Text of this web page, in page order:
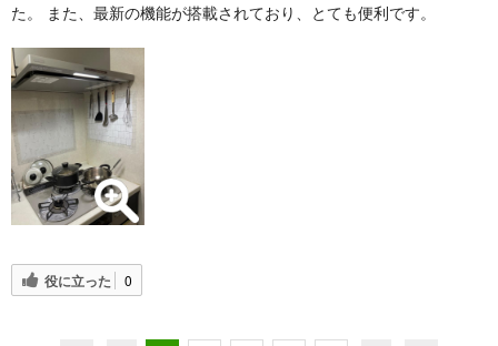
た。 また、最新の機能が搭載されており、とても便利です。
役に立った 0